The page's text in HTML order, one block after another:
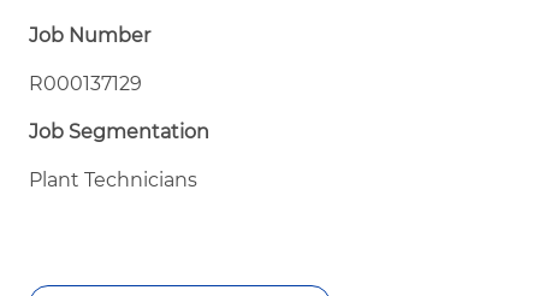
Job Number
R000137129
Job Segmentation
Plant Technicians